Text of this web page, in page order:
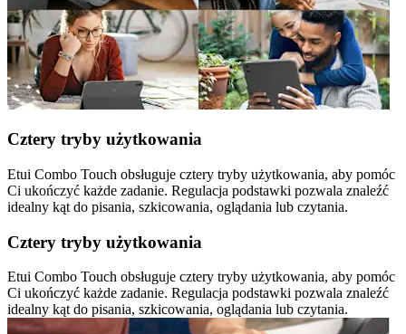
Cztery tryby użytkowania
Etui Combo Touch obsługuje cztery tryby użytkowania, aby pomóc
Ci ukończyć każde zadanie. Regulacja podstawki pozwala znaleźć
idealny kąt do pisania, szkicowania, oglądania lub czytania.
Cztery tryby użytkowania
Etui Combo Touch obsługuje cztery tryby użytkowania, aby pomóc
Ci ukończyć każde zadanie. Regulacja podstawki pozwala znaleźć
idealny kąt do pisania, szkicowania, oglądania lub czytania.